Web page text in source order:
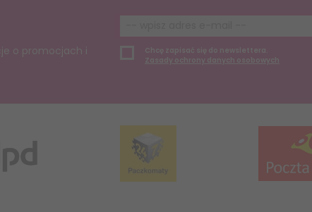
o promocjach i
Chcę zapisać się do newslettera.
Zasady ochrony danych osobowych